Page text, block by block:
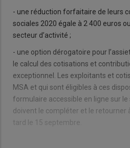
- une réduction forfaitaire de leurs
sociales 2020 égale à 2 400 euros
secteur d’activité ;
- une option dérogatoire pour
le calcul des cotisations et
exceptionnel. Les exploitants et
MSA et qui sont éligibles à ces
formulaire accessible en ligne sur le
doivent le compléter et le retourner
tard le 15 septembre.